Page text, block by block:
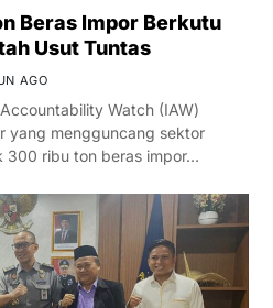
Beras Impor Berkutu
Usut Tuntas
AGO
Watch (IAW)
yang mengguncang sektor
300 ribu ton beras impor…